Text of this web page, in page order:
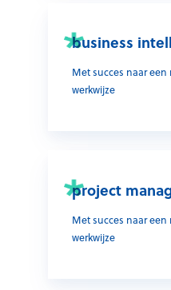
business
Met succes naar
werkwijze
project
Met succes naar
werkwijze